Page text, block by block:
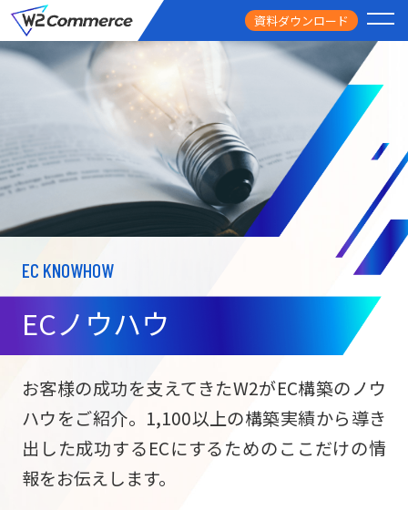
資料ダウンロード
サービス
ECサイト構築
サブスク/定期通販
ECサイト構築
PRICE
料金
FEATURE
導入事例
USEFUL
お役立ち情報
NEWS
ニュース
EC KNOWHOW
ECノウハウ
お客様の成功を支えてきたW2がEC構築のノウ
ハウをご紹介。1,100以上の構築実績から導き
出した成功するECにするためのここだけの情
報をお伝えします。